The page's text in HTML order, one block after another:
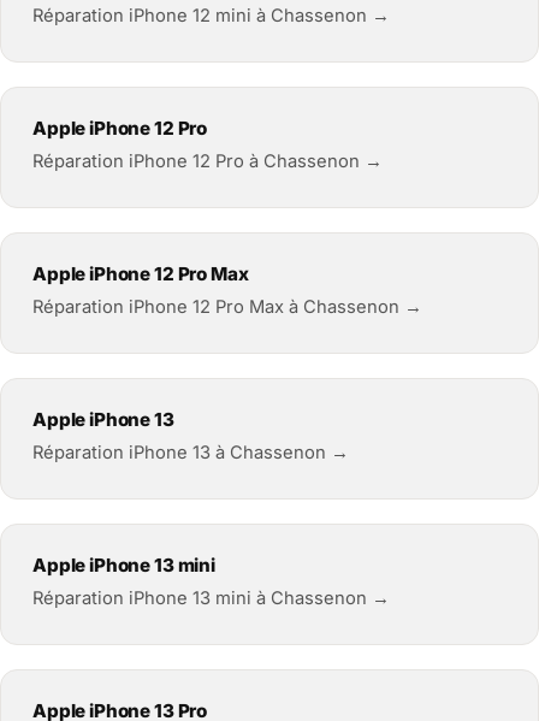
Réparation iPhone 12 mini à Chassenon →
Apple iPhone 12 Pro
Réparation iPhone 12 Pro à Chassenon →
Apple iPhone 12 Pro Max
Réparation iPhone 12 Pro Max à Chassenon →
Apple iPhone 13
Réparation iPhone 13 à Chassenon →
Apple iPhone 13 mini
Réparation iPhone 13 mini à Chassenon →
Apple iPhone 13 Pro